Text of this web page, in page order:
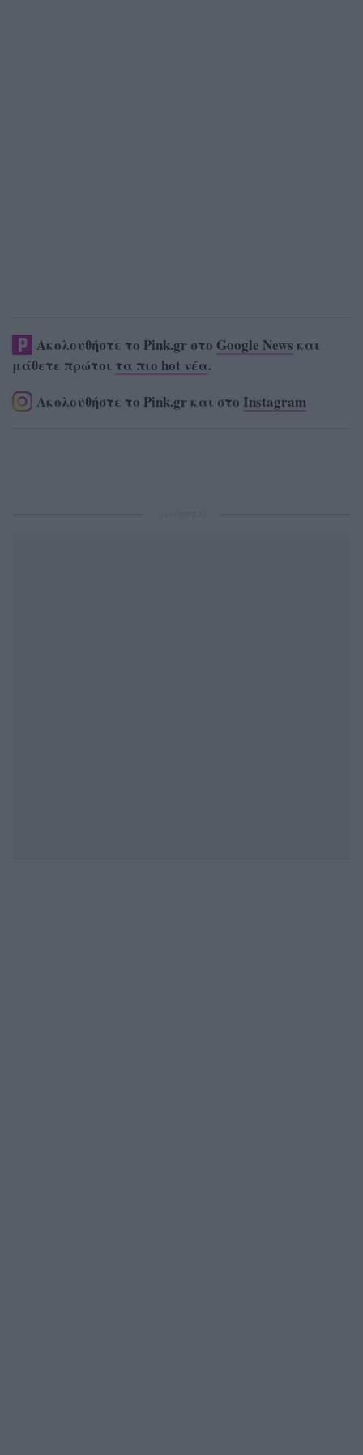
Ακολουθήστε το Pink.gr στο Google News και
μάθετε πρώτοι τα πιο hot νέα.
Ακολουθήστε το Pink.gr και στο Instagram